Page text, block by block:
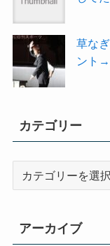
草な
ント→
カテゴリー
リ
ー
アーカイブ